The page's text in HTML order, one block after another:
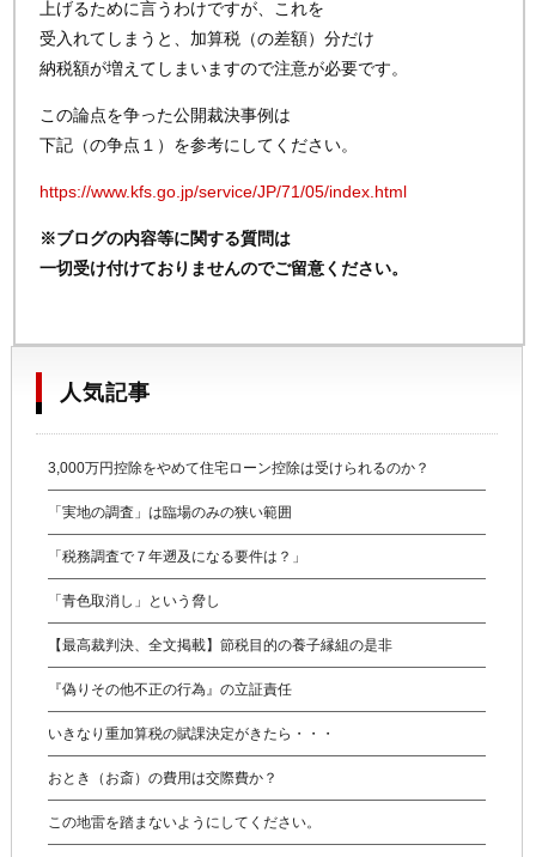
上げるために言うわけですが、これを
受入れてしまうと、加算税（の差額）分だけ
納税額が増えてしまいますので注意が必要です。
この論点を争った公開裁決事例は
下記（の争点１）を参考にしてください。
https://www.kfs.go.jp/service/JP/71/05/index.html
※ブログの内容等に関する質問は
一切受け付けておりませんのでご留意ください。
人気記事
3,000万円控除をやめて住宅ローン控除は受けられるのか？
「実地の調査」は臨場のみの狭い範囲
「税務調査で７年遡及になる要件は？」
「青色取消し」という脅し
【最高裁判決、全文掲載】節税目的の養子縁組の是非
『偽りその他不正の行為』の立証責任
いきなり重加算税の賦課決定がきたら・・・
おとき（お斎）の費用は交際費か？
この地雷を踏まないようにしてください。